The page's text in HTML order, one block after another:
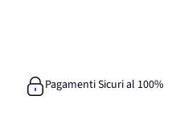
Pagamenti Sicuri al 100%